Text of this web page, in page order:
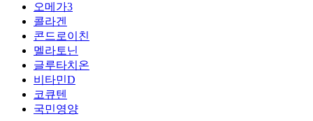
오메가3
콜라겐
콘드로이친
멜라토닌
글루타치온
비타민D
코큐텐
국민영양